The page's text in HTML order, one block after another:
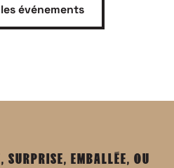
événements
SURPRISE, EMBALLÉE, OU